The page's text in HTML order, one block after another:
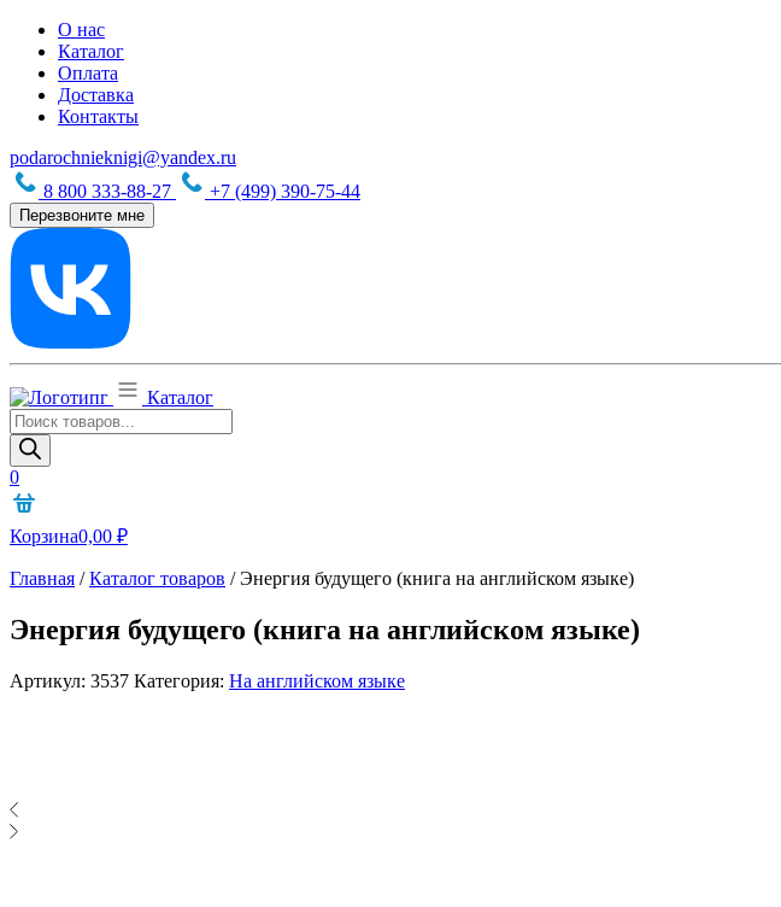
О нас
Каталог
Оплата
Доставка
Контакты
podarochnieknigi@yandex.ru
8 800 333-88-27
+7 (499) 390-75-44
Перезвоните мне
Каталог
Поиск
товаров
0
Корзина0,00 ₽
Главная /Каталог товаров /Энергия будущего (книга на английском языке)
Энергия будущего (книга на английском языке)
Артикул: 3537 Категория: На английском языке